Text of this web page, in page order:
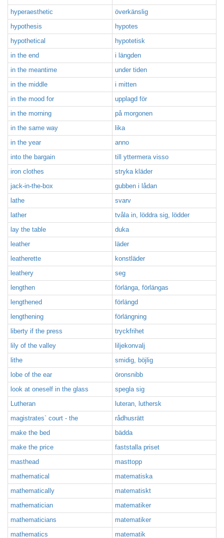
hyperaesthetic
överkänslig
hypothesis
hypotes
hypothetical
hypotetisk
in the end
i längden
in the meantime
under tiden
in the middle
i mitten
in the mood for
upplagd för
in the morning
på morgonen
in the same way
lika
in the year
anno
into the bargain
till yttermera visso
iron clothes
stryka kläder
jack-in-the-box
gubben i lådan
lathe
svarv
lather
tvåla in, löddra sig, lödder
lay the table
duka
leather
läder
leatherette
konstläder
leathery
seg
lengthen
förlänga, förlängas
lengthened
förlängd
lengthening
förlängning
liberty if the press
tryckfrihet
lily of the valley
liljekonvalj
lithe
smidig, böjlig
lobe of the ear
öronsnibb
look at oneself in the glass
spegla sig
Lutheran
luteran, luthersk
magistrates` court - the
rådhusrätt
make the bed
bädda
make the price
faststalla priset
masthead
masttopp
mathematical
matematiska
mathematically
matematiskt
mathematician
matematiker
mathematicians
matematiker
mathematics
matematik